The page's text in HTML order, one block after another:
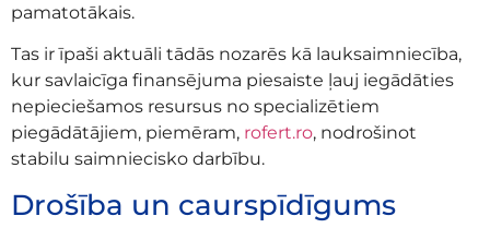
pamatotākais.
Tas ir īpaši aktuāli tādās nozarēs kā lauksaimniecība,
kur savlaicīga finansējuma piesaiste ļauj iegādāties
nepieciešamos resursus no specializētiem
piegādātājiem, piemēram, rofert.ro, nodrošinot
stabilu saimniecisko darbību.
Drošība un caurspīdīgums